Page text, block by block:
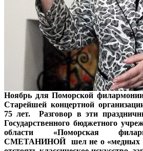
Ноябрь для Поморской
Старейшей концертной
75 лет. Разговор в эти
Государственного бюджетного
области «Поморская
СМЕТАНИНОЙшел не о «медных